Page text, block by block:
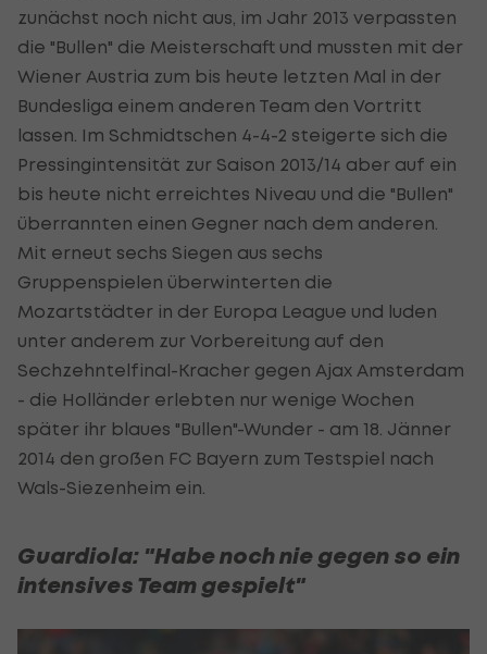
zunächst noch nicht aus, im Jahr 2013 verpassten
die "Bullen" die Meisterschaft und mussten mit der
Wiener Austria zum bis heute letzten Mal in der
Bundesliga einem anderen Team den Vortritt
lassen. Im Schmidtschen 4-4-2 steigerte sich die
Pressingintensität zur Saison 2013/14 aber auf ein
bis heute nicht erreichtes Niveau und die "Bullen"
überrannten einen Gegner nach dem anderen.
Mit erneut sechs Siegen aus sechs
Gruppenspielen überwinterten die
Mozartstädter in der Europa League und luden
unter anderem zur Vorbereitung auf den
Sechzehntelfinal-Kracher gegen Ajax Amsterdam
- die Holländer erlebten nur wenige Wochen
später ihr blaues "Bullen"-Wunder - am 18. Jänner
2014 den großen FC Bayern zum Testspiel nach
Wals-Siezenheim ein.
Guardiola: "Habe noch nie gegen so ein
intensives Team gespielt"